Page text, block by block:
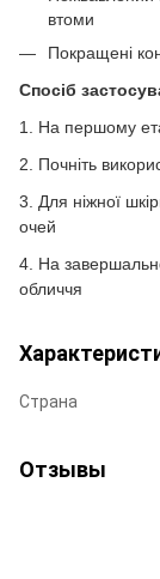
втоми
Покращені
Спосіб
1. На першому
2. Почніть
3. Для ніжної
очей
4. На
обличчя
Страна
Отзывы